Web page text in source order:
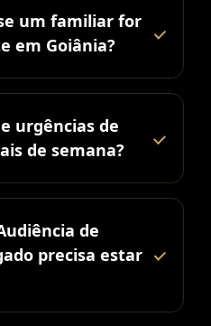
um familiar for
em Goiânia?
urgências de
de semana?
de
precisa estar